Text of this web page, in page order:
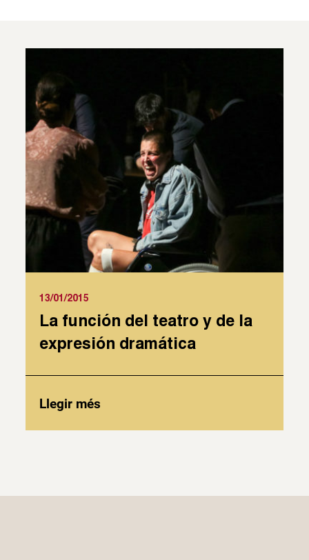
13/01/2015
La función del teatro y de la
expresión dramática
Llegir més